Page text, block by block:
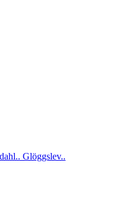
Glöggslev..